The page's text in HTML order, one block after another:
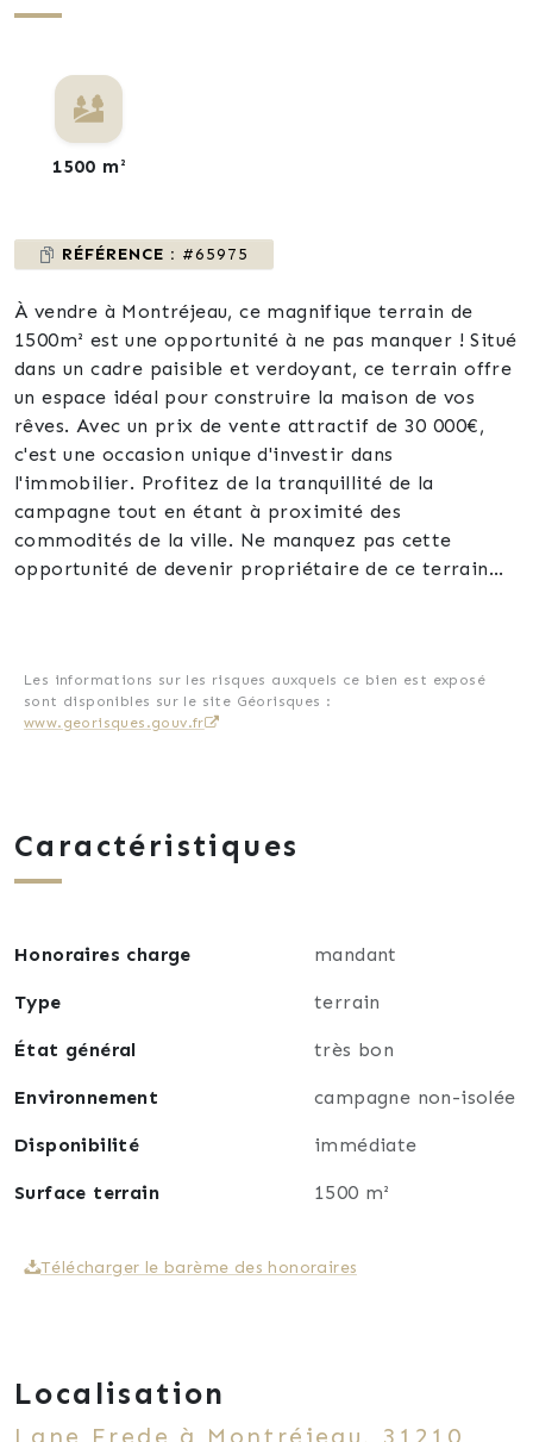
1500 m²
RÉFÉRENCE : #65975
À vendre à Montréjeau, ce magnifique terrain de
1500m² est une opportunité à ne pas manquer ! Situé
dans un cadre paisible et verdoyant, ce terrain offre
un espace idéal pour construire la maison de vos
rêves. Avec un prix de vente attractif de 30 000€,
c'est une occasion unique d'investir dans
l'immobilier. Profitez de la tranquillité de la
campagne tout en étant à proximité des
commodités de la ville. Ne manquez pas cette
opportunité de devenir propriétaire de ce terrain
Les informations sur les risques auxquels ce bien est exposé
sont disponibles sur le site Géorisques :
www.georisques.gouv.fr
Caractéristiques
Honoraires charge mandant
Type terrain
État général très bon
Environnement campagne non-isolée
Disponibilité immédiate
Surface terrain 1500 m²
Télécharger le barème des honoraires
Localisation
Lane Frede à Montréjeau, 31210